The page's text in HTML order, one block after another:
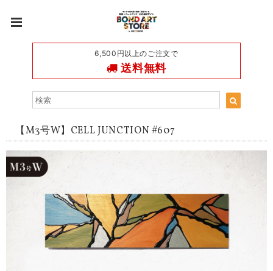
6,500円以上のご注文で
送料無料
【M3号W】CELL JUNCTION #607